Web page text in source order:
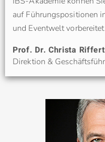
auf Führungspositionen
und Eventwelt
Prof. Dr. Christa Riffert
Direktion &